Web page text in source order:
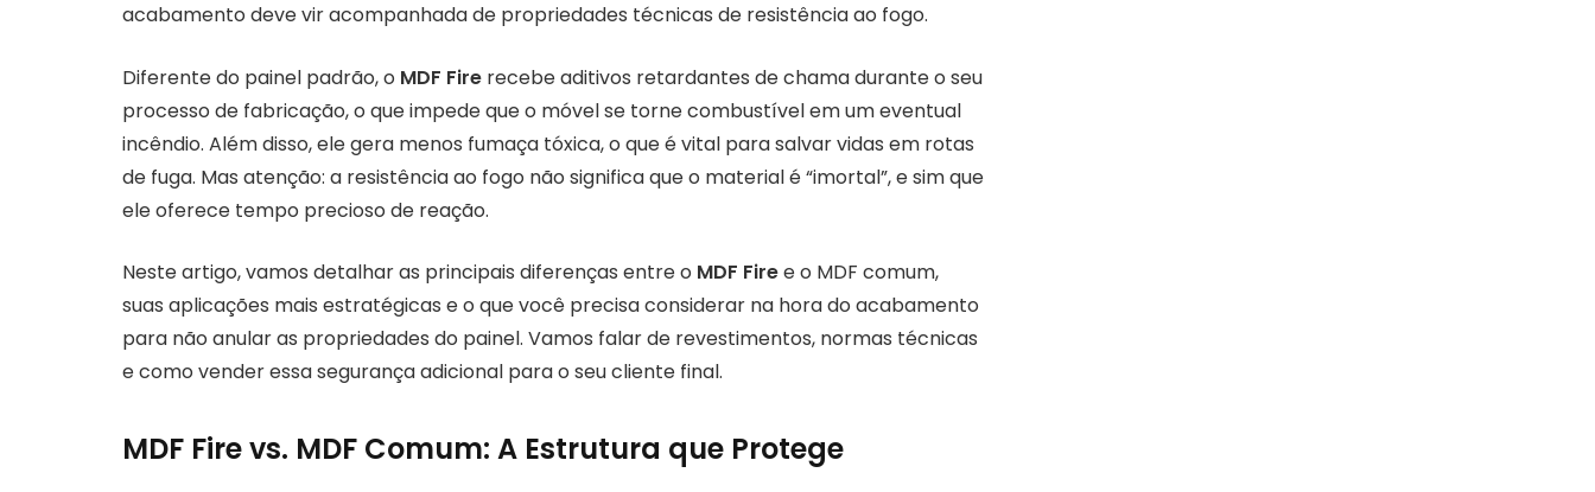
acabamento deve vir acompanhada de propriedades técnicas de resistência ao fogo.
Diferente do painel padrão, o MDF Fire recebe aditivos retardantes de chama durante o seu
processo de fabricação, o que impede que o móvel se torne combustível em um eventual
incêndio. Além disso, ele gera menos fumaça tóxica, o que é vital para salvar vidas em rotas
de fuga. Mas atenção: a resistência ao fogo não significa que o material é “imortal”, e sim que
ele oferece tempo precioso de reação.
Neste artigo, vamos detalhar as principais diferenças entre o MDF Firee o MDF comum,
suas aplicações mais estratégicas e o que você precisa considerar na hora do acabamento
para não anular as propriedades do painel. Vamos falar de revestimentos, normas técnicas
e como vender essa segurança adicional para o seu cliente final.
MDF Fire vs. MDF Comum: A Estrutura que Protege